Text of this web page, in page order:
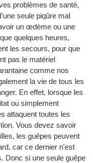
problèmes de santé,
seule piqûre mal
un œdème ou une
quelques heures,
les secours, pour que
pas le matériel
comme nos
la vie de tous les
En effet, lorsque les
ou simplement
attaquent toutes les
Vous devez savoir
les guêpes peuvent
car ce dernier n'est
Donc si une seule guêpe